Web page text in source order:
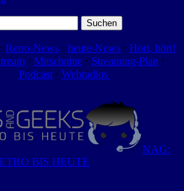
⋅ Retro-News ⋅ heute-News ⋅ Hört, hört!
⋅ Mitschnitte⋅ Streaming-Plan ⋅
Podcast⋅ Webradios
NAG:
BIS HEUTE